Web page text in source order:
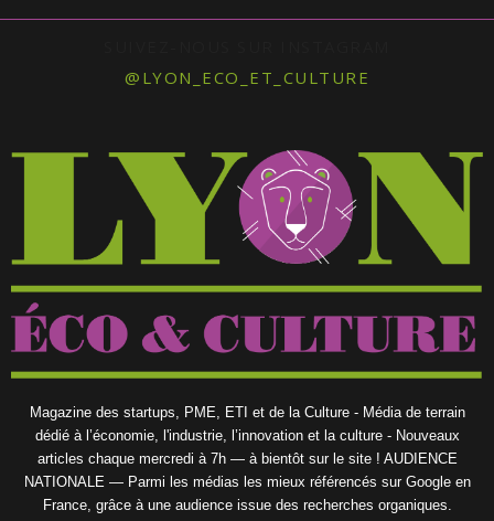
@LYON_ECO_ET_CULTURE
Magazine des startups, PME, ETI et de la Culture - Média de terrain
dédié à l’économie, l'industrie, l’innovation et la culture - Nouveaux
articles chaque mercredi à 7h — à bientôt sur le site ! AUDIENCE
NATIONALE — Parmi les médias les mieux référencés sur Google en
France, grâce à une audience issue des recherches organiques.